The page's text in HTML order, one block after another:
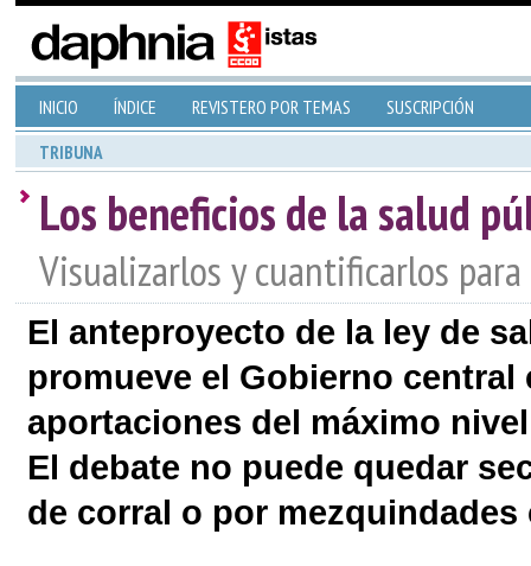
INICIO ÍNDICE REVISTERO POR TEMAS SUSCRIPCIÓN
TRIBUNA
Los beneficios de la salud
Visualizarlos y cuantificarlos
El anteproyecto de la ley de
promueve el Gobierno
aportaciones del máximo
El debate no puede quedar
de corral o por